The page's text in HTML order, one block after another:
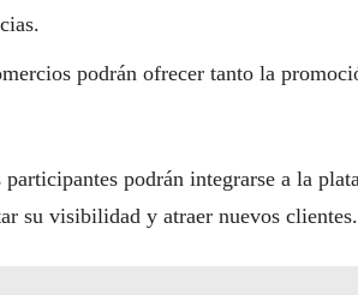
podrán ofrecer tanto la
podrán integrarse a la
su visibilidad y atraer nuevos clientes.